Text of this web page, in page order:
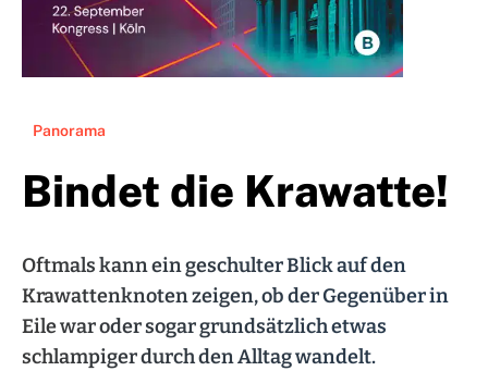
Panorama
Bindet die Krawatte!
Oftmals kann ein geschulter Blick auf den
Krawattenknoten zeigen, ob der Gegenüber in
Eile war oder sogar grundsätzlich etwas
schlampiger durch den Alltag wandelt.